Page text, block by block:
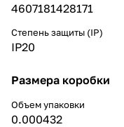
4607181428171
Степень защиты (IP)
IP20
Размера коробки
Объем упаковки
0.000432